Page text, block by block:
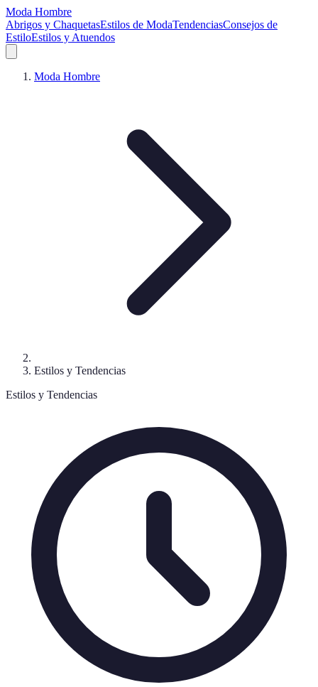
Moda Hombre
Abrigos y ChaquetasEstilos de ModaTendenciasConsejos de
EstiloEstilos y Atuendos
Moda Hombre
Estilos y Tendencias
Estilos y Tendencias